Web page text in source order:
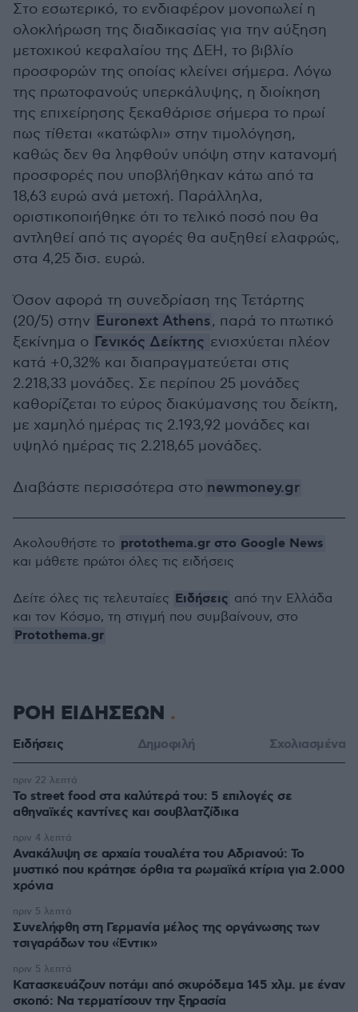
Στο εσωτερικό, το ενδιαφέρον μονοπωλεί η
ολοκλήρωση της διαδικασίας για την αύξηση
μετοχικού κεφαλαίου της ΔΕΗ, το βιβλίο
προσφορών της οποίας κλείνει σήμερα. Λόγω
της πρωτοφανούς υπερκάλυψης, η διοίκηση
της επιχείρησης ξεκαθάρισε σήμερα το πρωί
πως τίθεται «κατώφλι» στην τιμολόγηση,
καθώς δεν θα ληφθούν υπόψη στην κατανομή
προσφορές που υποβλήθηκαν κάτω από τα
18,63 ευρώ ανά μετοχή. Παράλληλα,
οριστικοποιήθηκε ότι το τελικό ποσό που θα
αντληθεί από τις αγορές θα αυξηθεί ελαφρώς,
στα 4,25 δισ. ευρώ.
Όσον αφορά τη συνεδρίαση της Τετάρτης
(20/5) στην Euronext Athens, παρά το πτωτικό
ξεκίνημα ο Γενικός Δείκτης ενισχύεται πλέον
κατά +0,32% και διαπραγματεύεται στις
2.218,33 μονάδες. Σε περίπου 25 μονάδες
καθορίζεται το εύρος διακύμανσης του δείκτη,
με χαμηλό ημέρας τις 2.193,92 μονάδες και
υψηλό ημέρας τις 2.218,65 μονάδες.
Διαβάστε περισσότερα στο newmoney.gr
Ακολουθήστε το protothema.gr στο Google News
και μάθετε πρώτοι όλες τις ειδήσεις
Δείτε όλες τις τελευταίες Ειδήσεις από την Ελλάδα
και τον Κόσμο, τη στιγμή που συμβαίνουν, στο
Protothema.gr
ΡΟΗ ΕΙΔΗΣΕΩΝ
Ειδήσεις Δημοφιλή Σχολιασμένα
Το street food στα καλύτερά του: 5 επιλογές σε
αθηναϊκές καντίνες και σουβλατζίδικα
πριν 22 λεπτά
Ανακάλυψη σε αρχαία τουαλέτα του Αδριανού: Το
μυστικό που κράτησε όρθια τα ρωμαϊκά κτίρια για 2.000
χρόνια
πριν 4 λεπτά
Συνελήφθη στη Γερμανία μέλος της οργάνωσης των
τσιγαράδων του «Έντικ»
πριν 5 λεπτά
Κατασκευάζουν ποτάμι από σκυρόδεμα 145 χλμ. με έναν
σκοπό: Να τερματίσουν την ξηρασία
πριν 5 λεπτά